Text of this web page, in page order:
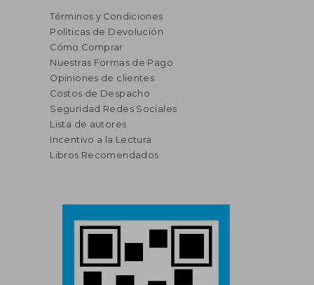
Términos y Condiciones
Políticas de Devolución
Cómo Comprar
Nuestras Formas de Pago
Opiniones de clientes
Costos de Despacho
Seguridad Redes Sociales
Lista de autores
Incentivo a la Lectura
Libros Recomendados